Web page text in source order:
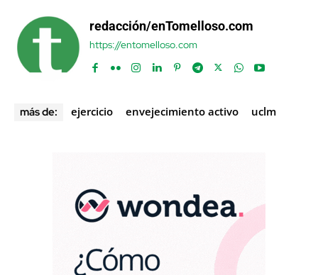
redacción/enTomelloso.com
https://entomelloso.com
más de: ejercicio envejecimiento activo uclm